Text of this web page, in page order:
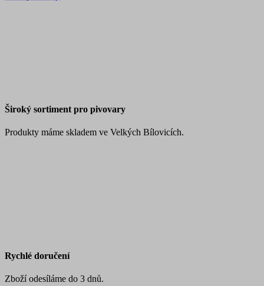
Široký sortiment pro pivovary
Produkty máme skladem ve Velkých Bílovicích.
Rychlé doručení
Zboží odesíláme do 3 dnů.